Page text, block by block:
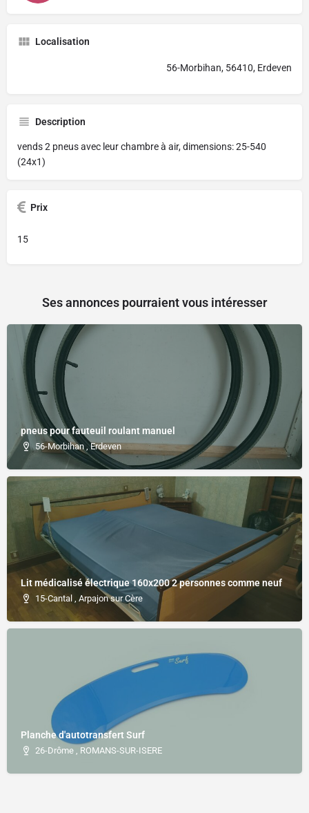
Localisation
56-Morbihan, 56410, Erdeven
Description
vends 2 pneus avec leur chambre à air, dimensions: 25-540
(24x1)
Prix
15
Ses annonces pourraient vous intéresser
pneus pour fauteuil roulant manuel
56-Morbihan , Erdeven
Lit médicalisé électrique 160x200 2 personnes comme neuf
15-Cantal , Arpajon sur Cère
Planche d'autotransfert Surf
26-Drôme , ROMANS-SUR-ISERE